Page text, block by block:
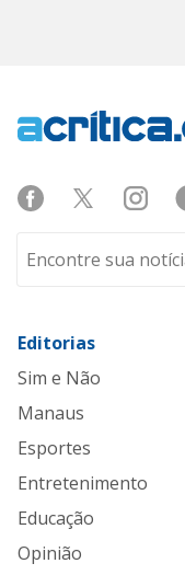
Editorias
Sim e Não
Manaus
Esportes
Entretenimento
Educação
Opinião